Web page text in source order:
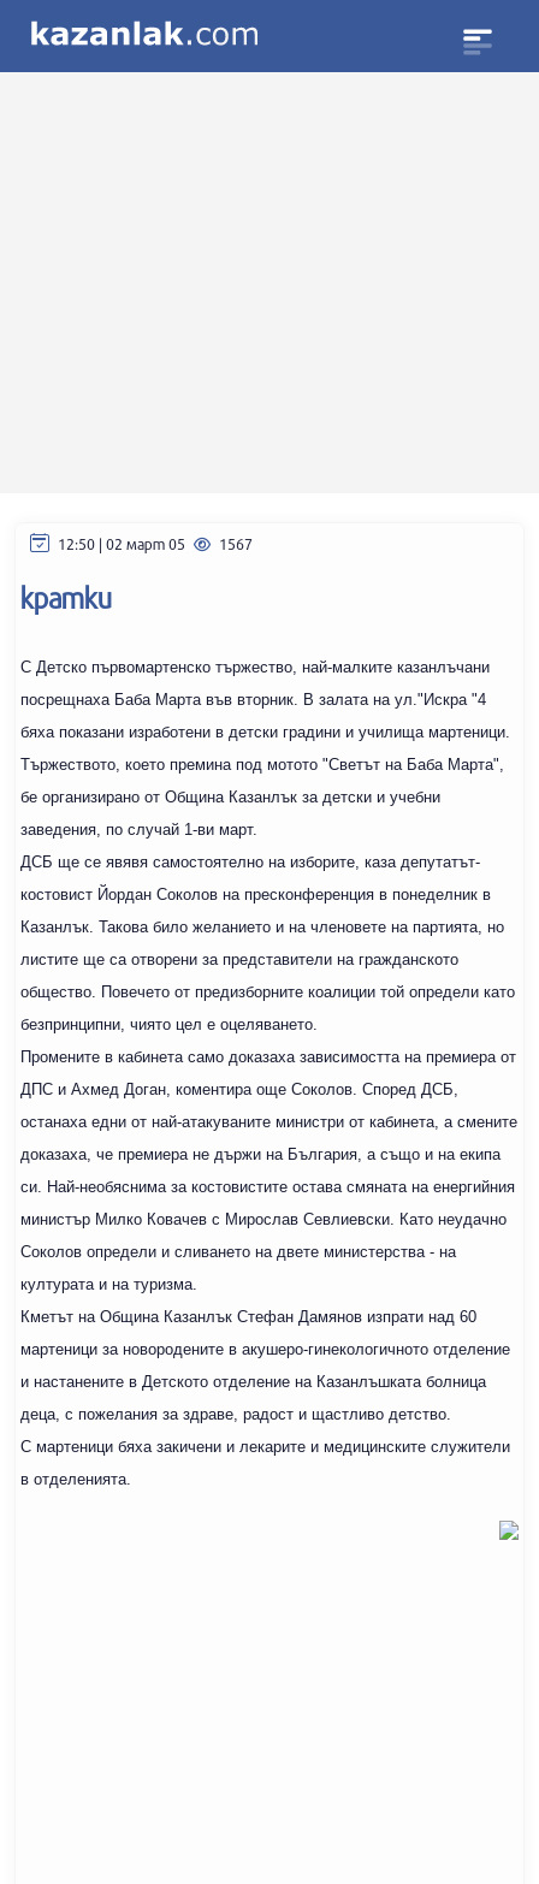
12:50 | 02 март 05 1567
кратки
С Детско първомартенско тържество, най-малките казанлъчани
посрещнаха Баба Марта във вторник. В залата на ул."Искра "4
бяха показани изработени в детски градини и училища мартеници.
Тържеството, което премина под мотото "Светът на Баба Марта",
бе организирано от Община Казанлък за детски и учебни
заведения, по случай 1-ви март.
ДСБ ще се явявя самостоятелно на изборите, каза депутатът-
костовист Йордан Соколов на пресконференция в понеделник в
Казанлък. Такова било желанието и на членовете на партията, но
листите ще са отворени за представители на гражданското
общество. Повечето от предизборните коалиции той определи като
безпринципни, чиято цел е оцеляването.
Промените в кабинета само доказаха зависимостта на премиера от
ДПС и Ахмед Доган, коментира още Соколов. Според ДСБ,
останаха едни от най-атакуваните министри от кабинета, а смените
доказаха, че премиера не държи на България, а също и на екипа
си. Най-необяснима за костовистите остава смяната на енергийния
министър Милко Ковачев с Мирослав Севлиевски. Като неудачно
Соколов определи и сливането на двете министерства - на
културата и на туризма.
Кметът на Община Казанлък Стефан Дамянов изпрати над 60
мартеници за новородените в акушеро-гинекологичното отделение
и настанените в Детското отделение на Казанлъшката болница
деца, с пожелания за здраве, радост и щастливо детство.
С мартеници бяха закичени и лекарите и медицинските служители
в отделенията.